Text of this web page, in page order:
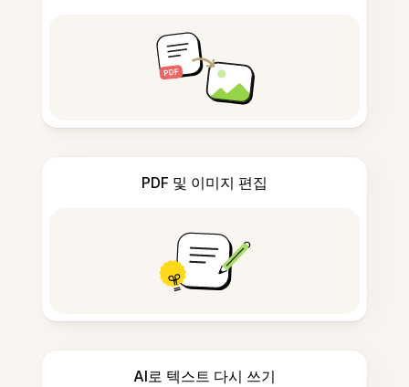
PDF 및 이미지 편집
AI로 텍스트 다시 쓰기